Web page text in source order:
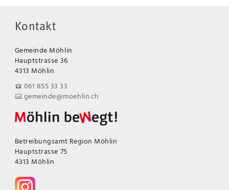
Kontakt
Gemeinde Möhlin
Hauptstrasse 36
4313 Möhlin
061 855 33 33
gemeinde@moehlin.ch
Betreibungsamt Region Möhlin
Hauptstrasse 75
4313 Möhlin